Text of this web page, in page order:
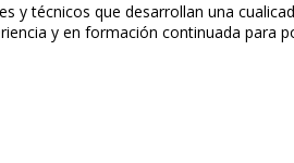
técnicos que desarrollan una
y en formación continuada para